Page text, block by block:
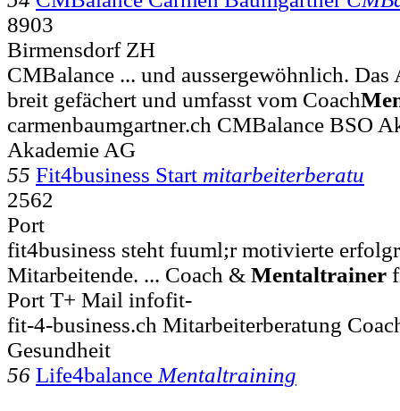
8903
Birmensdorf ZH
CMBalance ... und aussergewöhnlich.
breit gefächert und umfasst vom Coach
carmenbaumgartner.ch CMBalance BSO
Akademie AG
55 Fit4business Start mitarbeiterberatu
2562
Port
fit4business steht fuuml;r motivierte
Mitarbeitende. ... Coach & Mentaltrainer
Port T+ Mail infofit-
fit-4-business.ch Mitarbeiterberatung
Gesundheit
56 Life4balance Mentaltraining